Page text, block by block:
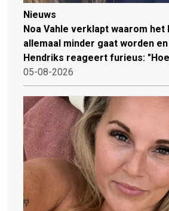
Nieuws
Noa Vahle verklapt waarom het
allemaal minder gaat worden
Hendriks reageert furieus:
05-08-2026